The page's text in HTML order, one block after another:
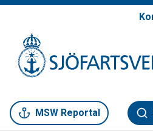
MSW Reportal